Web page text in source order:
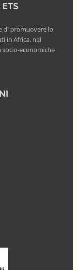
di promuovere lo
in Africa, nei
economiche